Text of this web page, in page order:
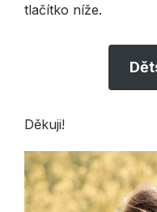
tlačítko níže.
Děkuji!